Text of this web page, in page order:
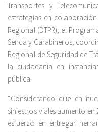
Transportes y
estrategias en
Regional (DTPR), el
Senda y Carabineros,
Regional de Seguridad de
la ciudadanía en
pública.
“Considerando que en
siniestros viales aumentó
esfuerzo en entregar